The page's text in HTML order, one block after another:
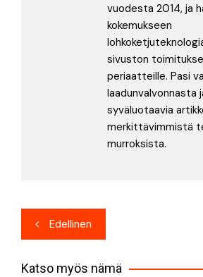
vuodesta 2014, ja
kokemukseen
sivuston
periaatteille. Pasi
laadunvalvonnasta
syväluotaavia
merkittävimmistä
murroksista.
Artikkelien
selaus
Edellinen
Katso myös nämä